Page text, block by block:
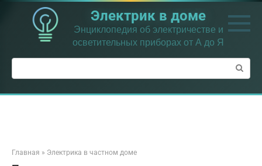
Перейти
контенту
Электрик в доме
Энциклопедия об электричестве и
осветительных приборах от А до Я
Поиск:
Главная » Электрика в частном доме